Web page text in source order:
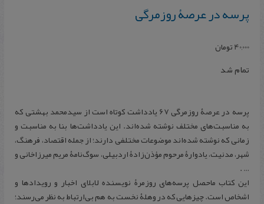
پرسه در عرصۀ روزمرگی
40,000تومان
تمام شد
پرسه در عرصۀ روزمرگی 67 یادداشت کوتاه است از سیدمحمد بهشتی که
به مناسبت‌های مختلف نوشته شده‌اند. این یادداشت‌ها بنا به مناسبت و
زمانی که نوشته شده‌اند موضوعات مختلفی دارند؛ از جمله اقتصاد، فرهنگ،
شهر، مدنیت، یادوارۀ مرحوم مؤذن‌زادۀ اردبیلی، سوگ‌نامۀ مریم میرزاخانی و
… .
این کتاب ماحصل پرسه‌های روزمرۀ نویسنده لابلای اخبار و رویدادها و
اشخاص است. چیزهایی که در وهلۀ نخست به هم بی‌ارتباط به نظر می‌رسند؛